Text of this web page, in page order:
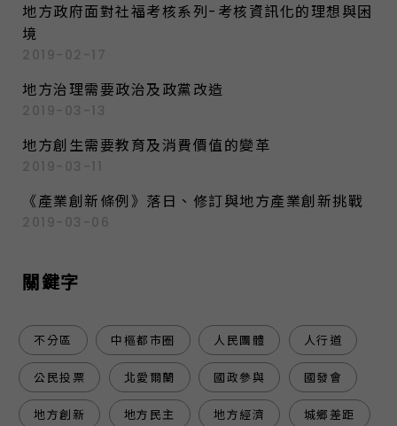
地方政府面對社福考核系列-考核資訊化的理想與困
境
2019-02-17
地方治理需要政治及政黨改造
2019-03-13
地方創生需要教育及消費價值的變革
2019-03-11
《產業創新條例》落日、修訂與地方產業創新挑戰
2019-03-06
關鍵字
不分區 中樞都市圈 人民團體 人行道
公民投票 北愛爾蘭 國政參與 國發會
地方創新 地方民主 地方經濟 城鄉差距